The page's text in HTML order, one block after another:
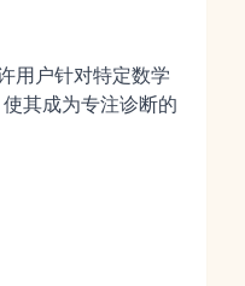
用户针对特定数学
其成为专注诊断的